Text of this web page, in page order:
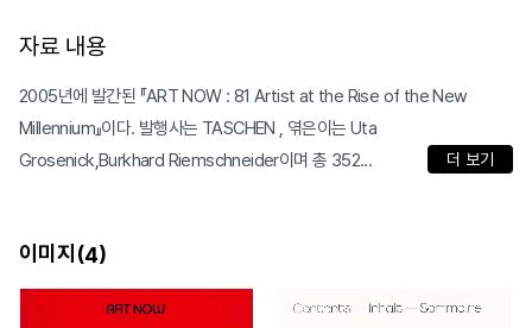
자료 내용
2005년에 발간된 『ART NOW : 81 Artist at the Rise of the New
Millennium』이다. 발행사는 TASCHEN , 엮은이는 Uta
Grosenick,Burkhard Riemschneider이며 총 352...
더 보기
이미지(4)